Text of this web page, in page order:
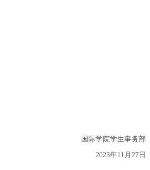
国际学院学生事务部
2023年11月27日